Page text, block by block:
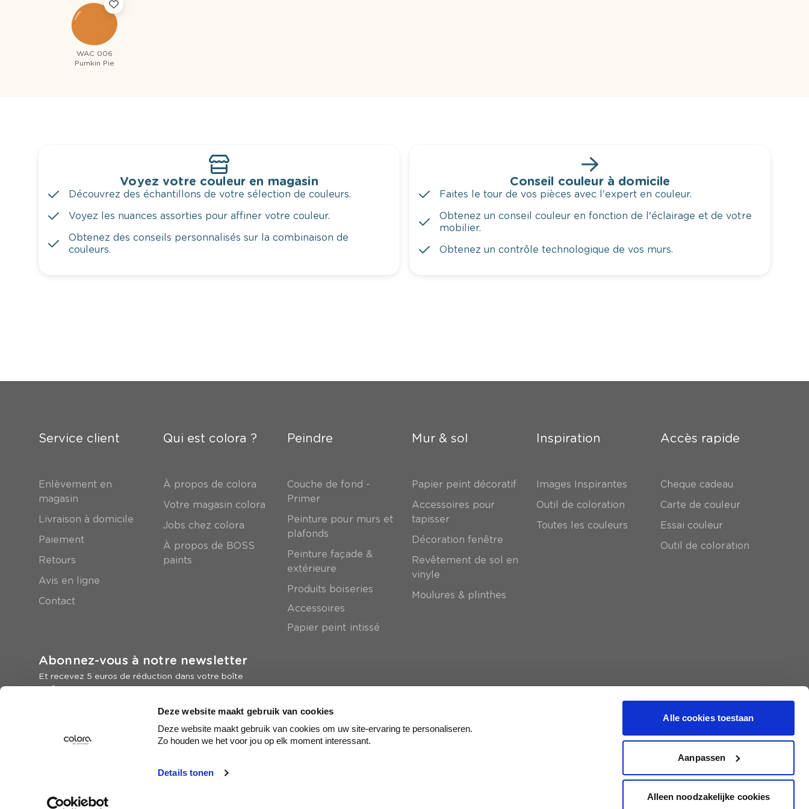
Deze website maakt gebruik van cookies
Deze website maakt gebruik van cookies om uw site-ervaring te personaliseren.
Zo houden we het voor jou op elk moment interessant.
Details tonen
Alle cookies toestaan
Aanpassen
Alleen noodzakelijke cookies
WAC 006
Pumkin Pie
Voyez votre couleur en magasin
Découvrez des échantillons de votre sélection de couleurs.
Voyez les nuances assorties pour affiner votre couleur.
Obtenez des conseils personnalisés sur la combinaison de
couleurs.
Conseil couleur à domicile
Faites le tour de vos pièces avec l'expert en couleur.
Obtenez un conseil couleur en fonction de l'éclairage et de votre
mobilier.
Obtenez un contrôle technologique de vos murs.
Service client
Enlèvement en
magasin
Livraison à domicile
Paiement
Retours
Avis en ligne
Contact
Qui est colora ?
À propos de colora
Votre magasin colora
Jobs chez colora
À propos de BOSS
paints
Peindre
Couche de fond -
Primer
Peinture pour murs et
plafonds
Peinture façade &
extérieure
Produits boiseries
Accessoires
Papier peint intissé
Mur & sol
Papier peint décoratif
Accessoires pour
tapisser
Décoration fenêtre
Revêtement de sol en
vinyle
Moulures & plinthes
Inspiration
Images Inspirantes
Outil de coloration
Toutes les couleurs
Accès rapide
Cheque cadeau
Carte de couleur
Essai couleur
Outil de coloration
Abonnez-vous à notre newsletter
Et recevez 5 euros de réduction dans votre boîte
mail
Inscrivez-vous